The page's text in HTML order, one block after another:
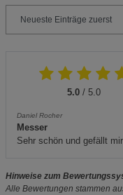
5.0 / 5.0
Daniel Rocher
Messer
Sehr schön und gefällt mir
Hinweise zum
Alle Bewertungen stammen